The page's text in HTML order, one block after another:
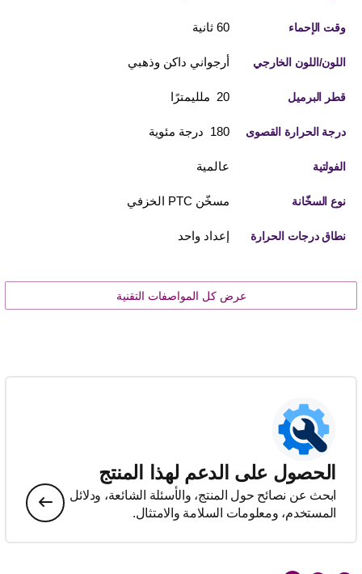
وقت الإحماء 60 ثانية
اللون/اللون الخارجي أرجواني داكن وذهبي
قطر البرميل 20 ملليمترًا
درجة الحرارة القصوى 180 درجة مئوية
الفولتية عالمية
نوع السخّانة مسخّن PTC الخزفي
نطاق درجات الحرارة إعداد واحد
عرض كل المواصفات التقنية
الحصول على الدعم لهذا المنتج
ابحث عن نصائح حول المنتج، والأسئلة الشائعة، ودلائل
المستخدم، ومعلومات السلامة والامتثال.